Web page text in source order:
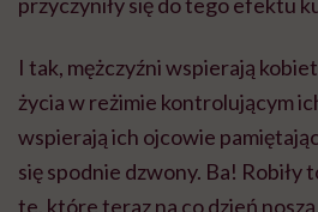
I tak, mężczyźni wspierają
życia w reżimie kontrolującym
wspierają ich ojcowie
się spodnie dzwony. Ba! Robiły
te, które teraz na co dzień